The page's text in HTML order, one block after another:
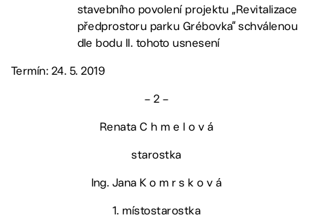
stavebního povolení projektu „Revitalizace
předprostoru parku Grébovka“ schválenou
dle bodu II. tohoto usnesení
Termín: 24. 5. 2019
– 2 –
Renata C h m e l o v á
starostka
Ing. Jana K o m r s k o v á
1. místostarostka